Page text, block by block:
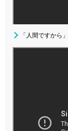
「人間ですから